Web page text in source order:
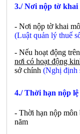
3./ Nơi nộp tờ khai
- Nơi nộp tờ khai
(Luật quản lý thuế
- Nếu hoạt động
nơi có hoạt động
sở chính (Nghị định
4./ Thời hạn nộp
- Thời hạn nộp môn
năm